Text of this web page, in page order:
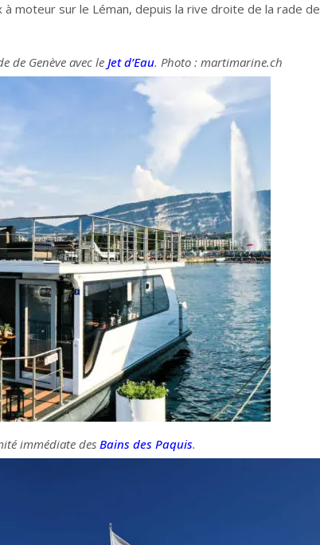
moteur sur le Léman, depuis la rive droite de la rade de
de Genève avec le Jet d’Eau. Photo : martimarine.ch
immédiate des Bains des Paquis.